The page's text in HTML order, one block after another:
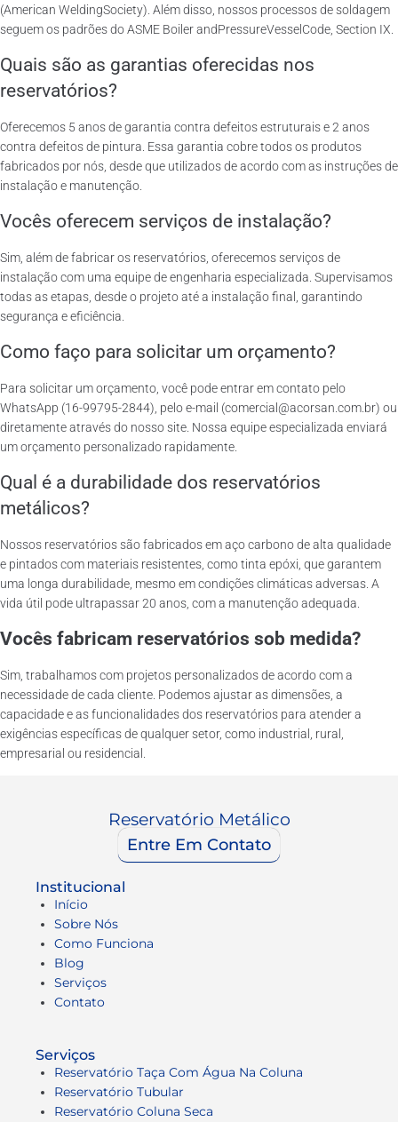
(American WeldingSociety). Além disso, nossos processos de soldagem
seguem os padrões do ASME Boiler andPressureVesselCode, Section IX.
Quais são as garantias oferecidas nos
reservatórios?
Oferecemos 5 anos de garantia contra defeitos estruturais e 2 anos
contra defeitos de pintura. Essa garantia cobre todos os produtos
fabricados por nós, desde que utilizados de acordo com as instruções de
instalação e manutenção.
Vocês oferecem serviços de instalação?
Sim, além de fabricar os reservatórios, oferecemos serviços de
instalação com uma equipe de engenharia especializada. Supervisamos
todas as etapas, desde o projeto até a instalação final, garantindo
segurança e eficiência.
Como faço para solicitar um orçamento?
Para solicitar um orçamento, você pode entrar em contato pelo
WhatsApp (16-99795-2844), pelo e-mail (comercial@acorsan.com.br) ou
diretamente através do nosso site. Nossa equipe especializada enviará
um orçamento personalizado rapidamente.
Qual é a durabilidade dos reservatórios
metálicos?
Nossos reservatórios são fabricados em aço carbono de alta qualidade
e pintados com materiais resistentes, como tinta epóxi, que garantem
uma longa durabilidade, mesmo em condições climáticas adversas. A
vida útil pode ultrapassar 20 anos, com a manutenção adequada.
Vocês fabricam reservatórios sob medida?
Sim, trabalhamos com projetos personalizados de acordo com a
necessidade de cada cliente. Podemos ajustar as dimensões, a
capacidade e as funcionalidades dos reservatórios para atender a
exigências específicas de qualquer setor, como industrial, rural,
empresarial ou residencial.
Reservatório Metálico
Entre Em Contato
Institucional
Início
Sobre Nós
Como Funciona
Blog
Serviços
Contato
Serviços
Reservatório Taça Com Água Na Coluna
Reservatório Tubular
Reservatório Coluna Seca